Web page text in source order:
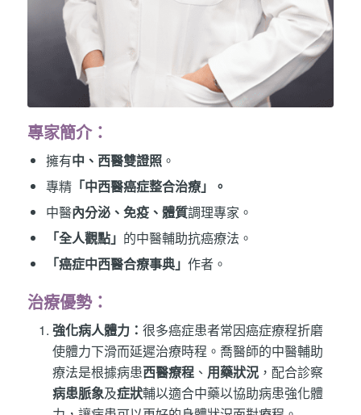
專家簡介：
擁有中、西醫雙證照。
專精「中西醫癌症整合治療」。
中醫內分泌、免疫、體質調理專家。
「全人觀點」 的中醫輔助抗癌療法。
「癌症中西醫合療事典」 作者。
治療優勢：
強化病人體力： 很多癌症患者常因癌症療程折磨
使體力下滑而延遲治療時程。喬醫師的中醫輔助
療法是根據病患西醫療程、 用藥狀況，配合診察
病患脈象及症狀輔以適合中藥以協助病患強化體